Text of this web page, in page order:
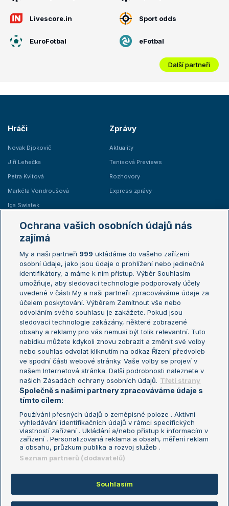
Livescore.in Sport odds
EuroFotbal eFotbal
Další partneři
Hráči
Novak Djokovič
Jiří Lehečka
Petra Kvitová
Markéta Vondroušová
Iga Swiatek
Zprávy
Aktuality
Tenisová Previews
Rozhovory
Express zprávy
Žebříčky
Žebříček ATP (muži)
Žebříček WTA (ženy)
Sázkařský žebříček
Australian Open
French Open
Wimbledon
US Open
Turnaj mistrů
Turnaj mistryň
Aktualní trendy
Fotbalové přestupy
Livesport Daily
LS Prague Open
Podmínky užití
Nastavení soukromí
GDPR a žurnalistika
Reklama
Kontakt
Informace o zpracování osobních
údajů
Copyright © 2008-2026 TenisPortal.cz. Využíváme zpravodajství ČTK.
Ochrana vašich osobních údajů nás
zajímá
My a naši partneři 999 ukládáme do vašeho zařízení
osobní údaje, jako jsou údaje o prohlížení nebo jedinečné
identifikátory, a máme k nim přístup. Výběr Souhlasím
umožňuje, aby sledovací technologie podporovaly účely
uvedené v části My a naši partneři zpracováváme údaje za
účelem poskytování. Výběrem Zamítnout vše nebo
odvoláním svého souhlasu je zakážete. Pokud jsou
sledovací technologie zakázány, některé zobrazené
obsahy a reklamy pro vás nemusí být tolik relevantní. Tuto
nabídku můžete kdykoli znovu zobrazit a změnit své volby
nebo souhlas odvolat kliknutím na odkaz Řízení předvoleb
ve spodní části webové stránky. Vaše volby se projeví v
našem Internetová stránka. Další podrobnosti naleznete v
našich Zásadách ochrany osobních údajů. Třetí strany
Společně s našimi partnery zpracováváme údaje s
tímto cílem:
Používání přesných údajů o zeměpisné poloze . Aktivní
vyhledávání identifikačních údajů v rámci specifických
vlastností zařízení . Ukládání a/nebo přístup k informacím v
zařízení . Personalizovaná reklama a obsah, měření reklam
a obsahu, průzkum publika a rozvoj služeb .
Seznam partnerů (dodavatelů)
Souhlasím